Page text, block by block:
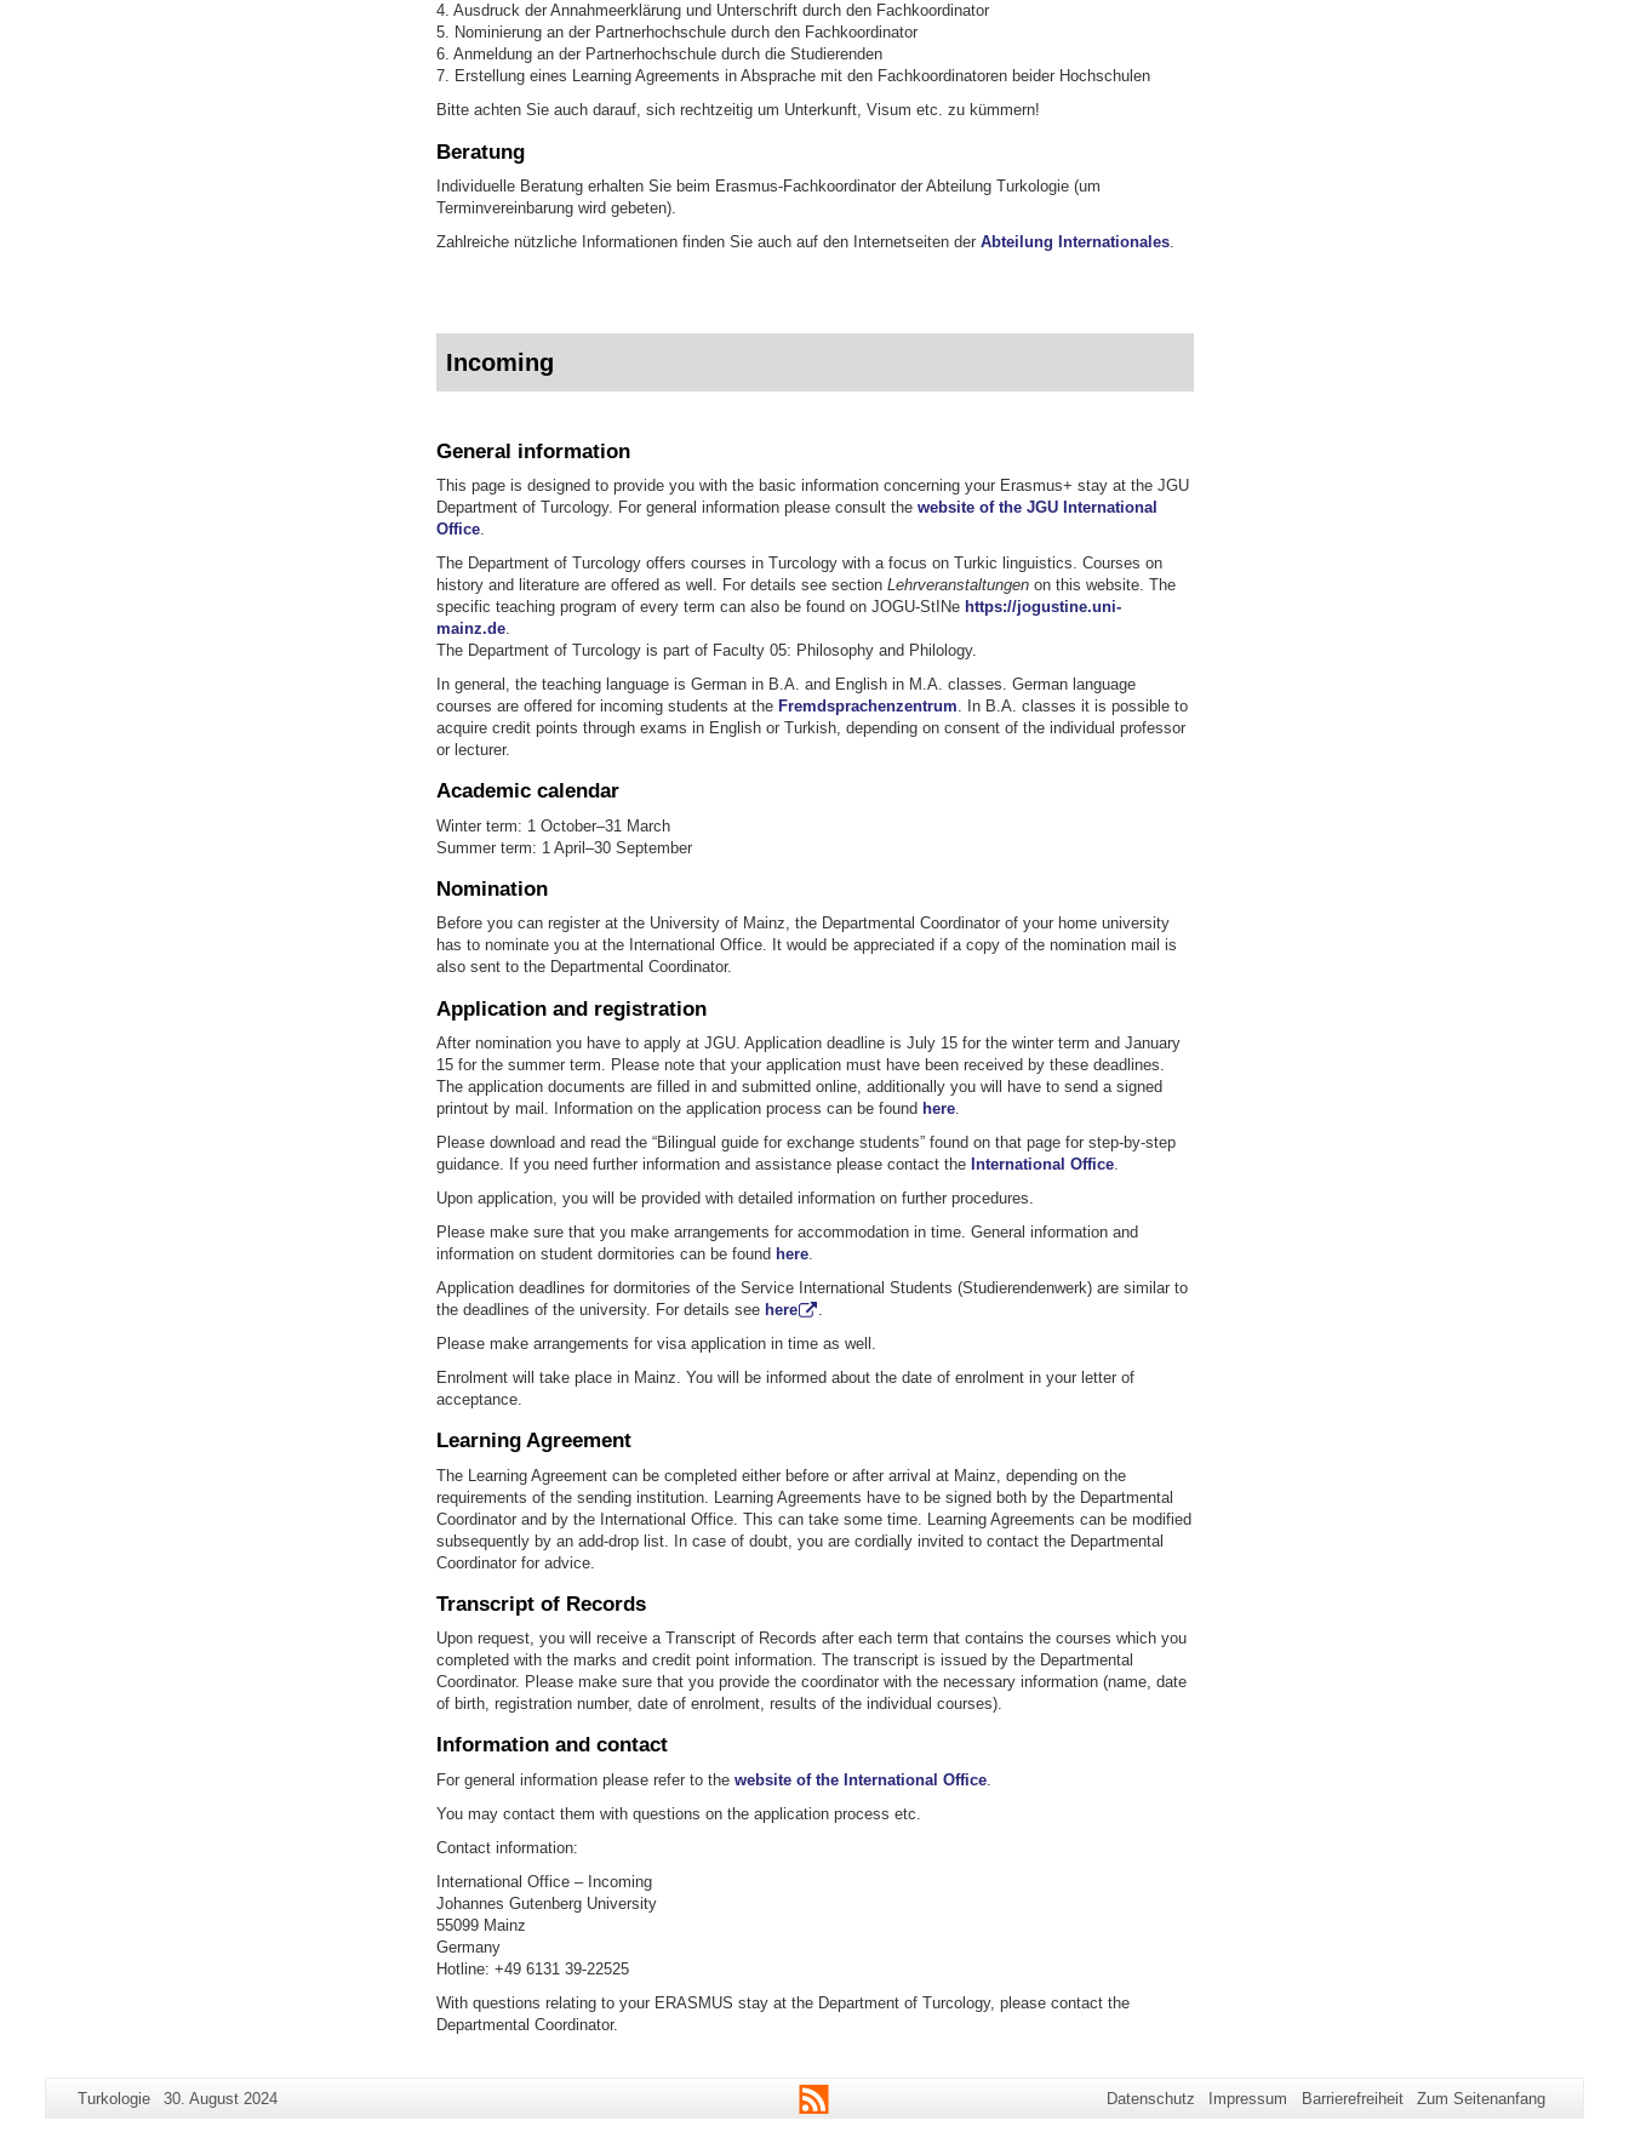
4. Ausdruck der Annahmeerklärung und Unterschrift durch den Fachkoordinator
5. Nominierung an der Partnerhochschule durch den Fachkoordinator
6. Anmeldung an der Partnerhochschule durch die Studierenden
7. Erstellung eines Learning Agreements in Absprache mit den Fachkoordinatoren beider Hochschulen
Bitte achten Sie auch darauf, sich rechtzeitig um Unterkunft, Visum etc. zu kümmern!
Beratung
Individuelle Beratung erhalten Sie beim Erasmus-Fachkoordinator der Abteilung Turkologie (um
Terminvereinbarung wird gebeten).
Zahlreiche nützliche Informationen finden Sie auch auf den Internetseiten der Abteilung Internationales.
Incoming
General information
This page is designed to provide you with the basic information concerning your Erasmus+ stay at the JGU
Department of Turcology. For general information please consult the website of the JGU International
Office.
The Department of Turcology offers courses in Turcology with a focus on Turkic linguistics. Courses on
history and literature are offered as well. For details see section Lehrveranstaltungenon this website. The
specific teaching program of every term can also be found on JOGU-StINe https://jogustine.uni-
mainz.de.
The Department of Turcology is part of Faculty 05: Philosophy and Philology.
In general, the teaching language is German in B.A. and English in M.A. classes. German language
courses are offered for incoming students at the Fremdsprachenzentrum. In B.A. classes it is possible to
acquire credit points through exams in English or Turkish, depending on consent of the individual professor
or lecturer.
Academic calendar
Winter term: 1 October–31 March
Summer term: 1 April–30 September
Nomination
Before you can register at the University of Mainz, the Departmental Coordinator of your home university
has to nominate you at the International Office. It would be appreciated if a copy of the nomination mail is
also sent to the Departmental Coordinator.
Application and registration
After nomination you have to apply at JGU. Application deadline is July 15 for the winter term and January
15 for the summer term. Please note that your application must have been received by these deadlines.
The application documents are filled in and submitted online, additionally you will have to send a signed
printout by mail. Information on the application process can be found here.
Please download and read the “Bilingual guide for exchange students” found on that page for step-by-step
guidance. If you need further information and assistance please contact the International Office.
Upon application, you will be provided with detailed information on further procedures.
Please make sure that you make arrangements for accommodation in time. General information and
information on student dormitories can be found here.
Application deadlines for dormitories of the Service International Students (Studierendenwerk) are similar to
the deadlines of the university. For details see here
Please make arrangements for visa application in time as well.
Enrolment will take place in Mainz. You will be informed about the date of enrolment in your letter of
acceptance.
Learning Agreement
The Learning Agreement can be completed either before or after arrival at Mainz, depending on the
requirements of the sending institution. Learning Agreements have to be signed both by the Departmental
Coordinator and by the International Office. This can take some time. Learning Agreements can be modified
subsequently by an add-drop list. In case of doubt, you are cordially invited to contact the Departmental
Coordinator for advice.
Transcript of Records
Upon request, you will receive a Transcript of Records after each term that contains the courses which you
completed with the marks and credit point information. The transcript is issued by the Departmental
Coordinator. Please make sure that you provide the coordinator with the necessary information (name, date
of birth, registration number, date of enrolment, results of the individual courses).
Information and contact
For general information please refer to the website of the International Office.
You may contact them with questions on the application process etc.
Contact information:
International Office – Incoming
Johannes Gutenberg University
55099 Mainz
Germany
Hotline: +49 6131 39-22525
With questions relating to your ERASMUS stay at the Department of Turcology, please contact the
Departmental Coordinator.
Zusätzliche
Seiten-
Turkologie
Letzte
30. August 2024 RSS Datenschutz Impressum Barrierefreiheit Zum Seitenanfang